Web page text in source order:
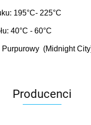
195°C- 225°C
40°C - 60°C
(Midnight
Producenci